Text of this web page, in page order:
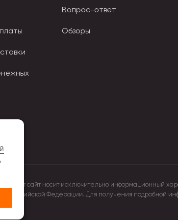
не держит, начинает растекаться.
Вопрос-ответ
Обзоры
сайт носит исключительно информационный
Российской Федерации. Для получения подробной